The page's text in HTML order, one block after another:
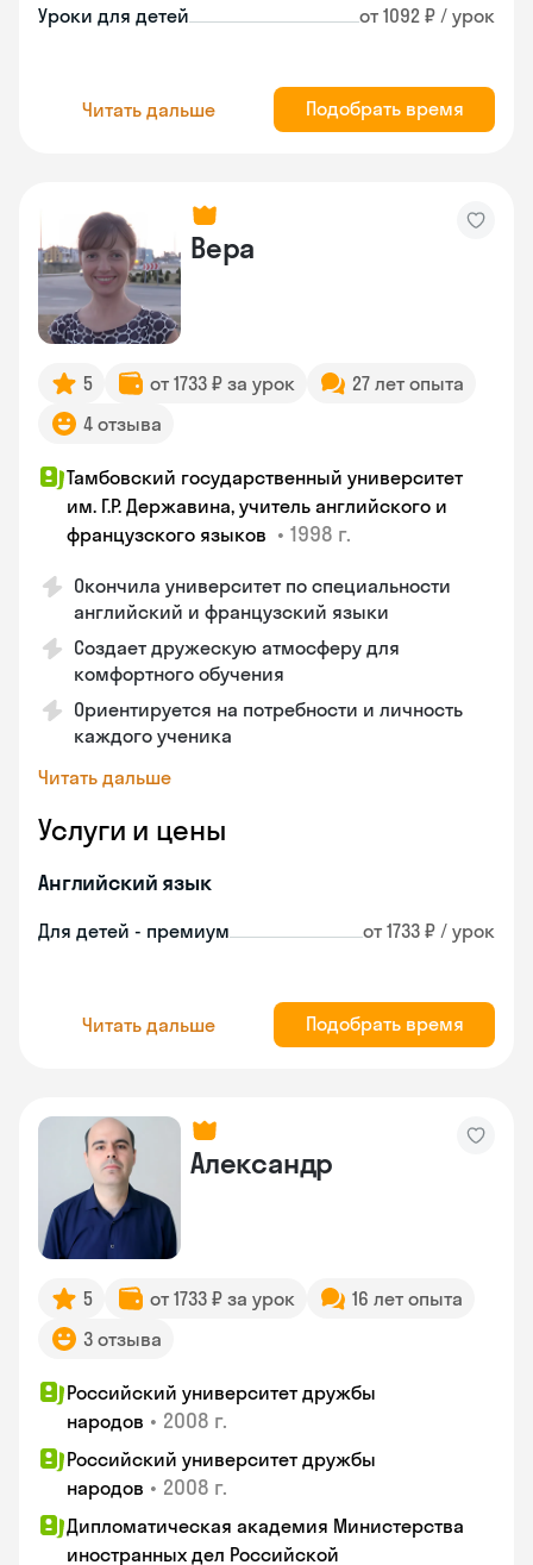
Уроки для детей от 1092 ₽ / урок
Читать дальше Подобрать время
Вера
5 от 1733 ₽ за урок
27 лет опыта
4 отзыва
Тамбовский государственный университет
им. Г.Р. Державина, учитель английского и
французского языков • 1998 г.
Окончила университет по специальности
английский и французский языки
Создает дружескую атмосферу для
комфортного обучения
Ориентируется на потребности и личность
каждого ученика
Читать дальше
Услуги и цены
Английский язык
Для детей - премиум от 1733 ₽ / урок
Читать дальше Подобрать время
Александр
5 от 1733 ₽ за урок
16 лет опыта
3 отзыва
Российский университет дружбы
народов • 2008 г.
Российский университет дружбы
народов • 2008 г.
Дипломатическая академия Министерства
иностранных дел Российской